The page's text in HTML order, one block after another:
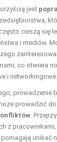
jest
cieszą się
i mediów.
co otwiera
i networkingowe.
prowadzenie
prowadzić do
.
z
unikać